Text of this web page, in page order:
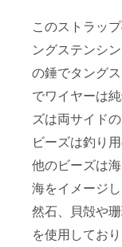
このストラッ
ングステンシ
の錘でタング
でワイヤーは
ズは両サイド
ビーズは釣り
他のビーズは
海をイメージ
然石、貝殻や
を使用しており